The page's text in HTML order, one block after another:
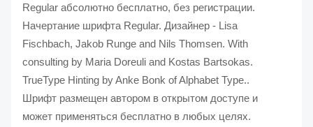
Regular абсолютно бесплатно, без регистрации.
Начертание шрифта Regular. Дизайнер - Lisa
Fischbach, Jakob Runge and Nils Thomsen. With
consulting by Maria Doreuli and Kostas Bartsokas.
TrueType Hinting by Anke Bonk of Alphabet Type..
Шрифт размещен автором в открытом доступе и
может применяться бесплатно в любых целях.